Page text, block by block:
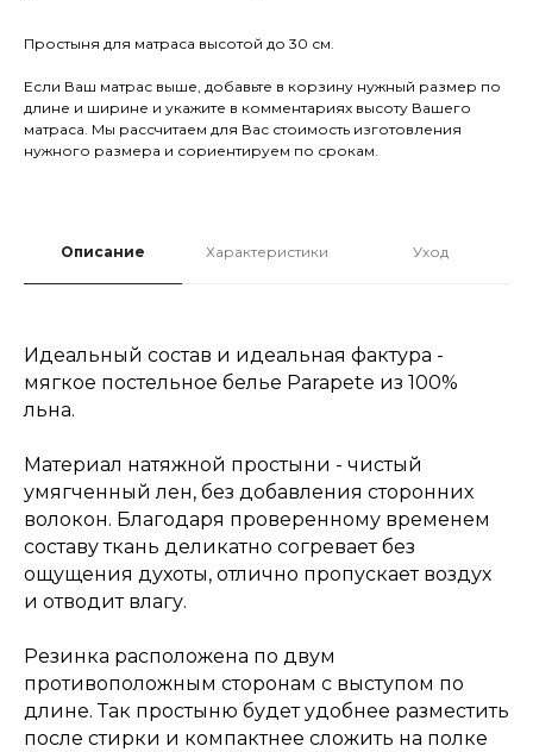
Простыня для матраса высотой до 30 см.
Если Ваш матрас выше, добавьте в корзину нужный размер по
длине и ширине и укажите в комментариях высоту Вашего
матраса. Мы рассчитаем для Вас стоимость изготовления
нужного размера и сориентируем по срокам.
Описание Характеристики Уход
Идеальный состав и идеальная фактура -
мягкое постельное белье Parapete из 100%
льна.
Материал натяжной простыни - чистый
умягченный лен, без добавления сторонних
волокон. Благодаря проверенному временем
составу ткань деликатно согревает без
ощущения духоты, отлично пропускает воздух
и отводит влагу.
Резинка расположена по двум
противоположным сторонам с выступом по
длине. Так простыню будет удобнее разместить
после стирки и компактнее сложить на полке